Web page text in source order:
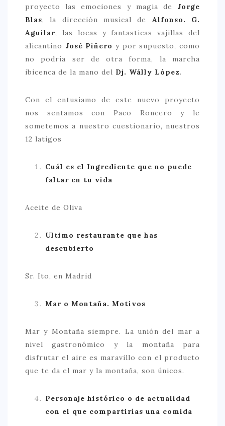
proyecto las emociones y magia de Jorge
Blas, la dirección musical de
Alfonso. G.
Aguilar, las locas y fantasticas vajillas del
alicantino José Piñero y por supuesto, como
no podría ser de otra forma, la marcha
ibicenca de la mano del Dj. Wálly López.
Con el entusiamo de este nuevo proyecto
nos sentamos con Paco Roncero y le
sometemos a nuestro cuestionario, nuestros
12 latigos
Cuál es el Ingrediente que no puede
faltar en tu vida
Aceite de Oliva
Ultimo restaurante que has
descubierto
Sr. Ito, en Madrid
Mar o Montaña. Motivos
Mar y Montaña siempre. La unión del mar a
nivel gastronómico y la montaña para
disfrutar el aire es maravillo con el producto
que te da el mar y la montaña, son únicos.
Personaje histórico o de actualidad
con el que compartirías una comida